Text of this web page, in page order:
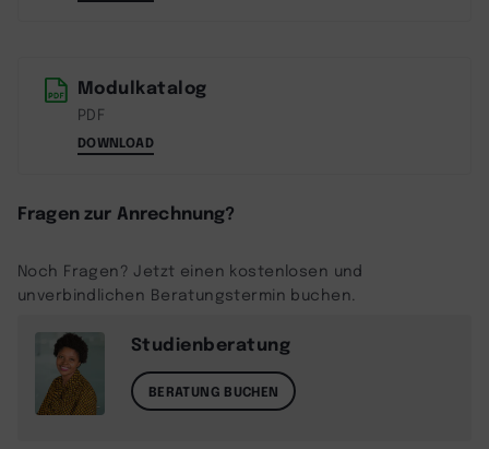
Modulkatalog
PDF
DOWNLOAD
Fragen zur Anrechnung?
Noch Fragen? Jetzt einen kostenlosen und
unverbindlichen Beratungstermin buchen.
Studienberatung
BERATUNG BUCHEN